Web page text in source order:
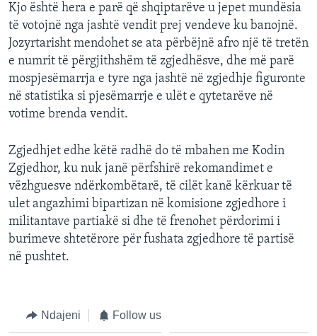
Kjo është hera e parë që shqiptarëve u jepet mundësia
të votojnë nga jashtë vendit prej vendeve ku banojnë.
Jozyrtarisht mendohet se ata përbëjnë afro një të tretën
e numrit të përgjithshëm të zgjedhësve, dhe më parë
mospjesëmarrja e tyre nga jashtë në zgjedhje figuronte
në statistika si pjesëmarrje e ulët e qytetarëve në
votime brenda vendit.
Zgjedhjet edhe këtë radhë do të mbahen me Kodin
Zgjedhor, ku nuk janë përfshirë rekomandimet e
vëzhguesve ndërkombëtarë, të cilët kanë kërkuar të
ulet angazhimi bipartizan në komisione zgjedhore i
militantave partiakë si dhe të frenohet përdorimi i
burimeve shtetërore për fushata zgjedhore të partisë
në pushtet.
Ndajeni Follow us